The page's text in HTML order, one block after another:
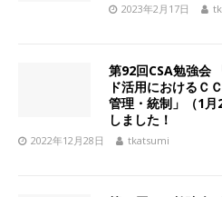
2023年2月17日
第92回CSA勉強会
ド活用におけるＣ
管理・統制」（1
しました！
2022年12月28日 tkatsumi